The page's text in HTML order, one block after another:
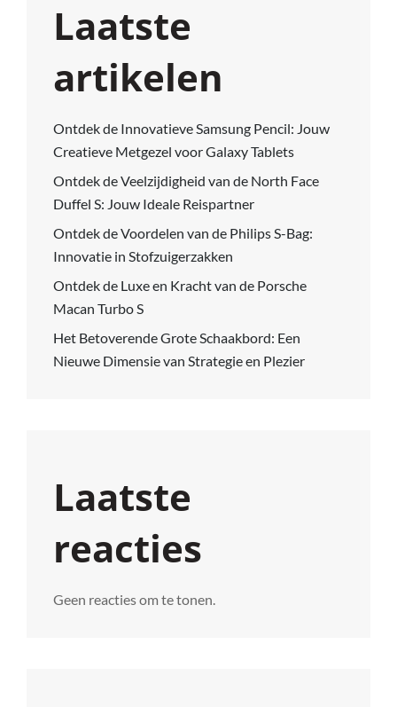
Laatste
artikelen
Ontdek de Innovatieve Samsung Pencil: Jouw
Creatieve Metgezel voor Galaxy Tablets
Ontdek de Veelzijdigheid van de North Face
Duffel S: Jouw Ideale Reispartner
Ontdek de Voordelen van de Philips S-Bag:
Innovatie in Stofzuigerzakken
Ontdek de Luxe en Kracht van de Porsche
Macan Turbo S
Het Betoverende Grote Schaakbord: Een
Nieuwe Dimensie van Strategie en Plezier
Laatste
reacties
Geen reacties om te tonen.